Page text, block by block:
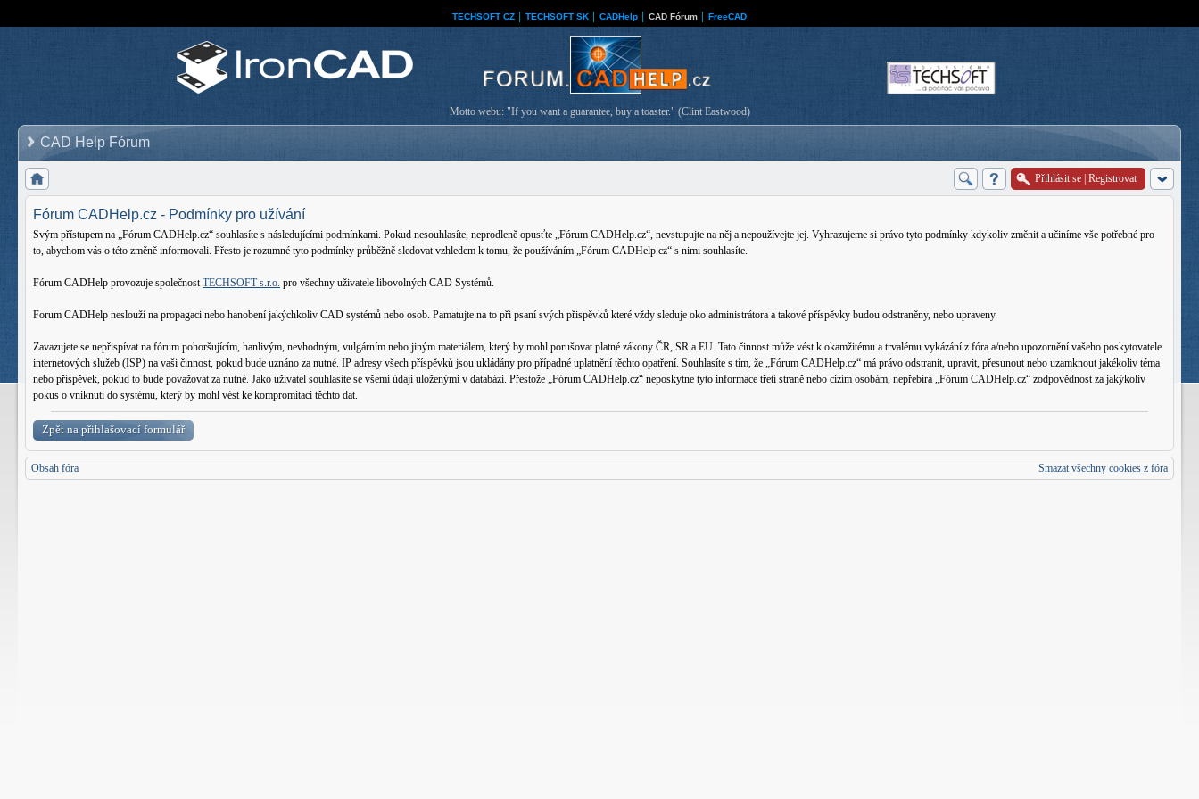
TECHSOFT CZ TECHSOFT SK CADHelp CAD Fórum FreeCAD
Motto webu: "If you want a guarantee, buy a toaster." (Clint Eastwood)
CAD Help Fórum
Přihlásit se Registrovat
Fórum CADHelp.cz - Podmínky pro užívání
Svým přístupem na „Fórum CADHelp.cz“ souhlasíte s následujícími podmínkami. Pokud nesouhlasíte, neprodleně opusťte „Fórum CADHelp.cz“, nevstupujte na něj a nepoužívejte jej. Vyhrazujeme si právo tyto podmínky kdykoliv změnit a učiníme vše potřebné pro
to, abychom vás o této změně informovali. Přesto je rozumné tyto podmínky průběžně sledovat vzhledem k tomu, že používáním „Fórum CADHelp.cz“ s nimi souhlasíte.
Fórum CADHelp provozuje společnostTECHSOFT s.r.o. pro všechny uživatele libovolných CAD Systémů.
Forum CADHelp neslouží na propagaci nebo hanobení jakýchkoliv CAD systémů nebo osob. Pamatujte na to při psaní svých přispěvků které vždy sleduje oko administrátora a takové příspěvky budou odstraněny, nebo upraveny.
Zavazujete se nepřispívat na fórum pohoršujícím, hanlivým, nevhodným, vulgárním nebo jiným materiálem, který by mohl porušovat platné zákony ČR, SR a EU. Tato činnost může vést k okamžitému a trvalému vykázání z fóra a/nebo upozornění vašeho poskytovatele
internetových služeb (ISP) na vaši činnost, pokud bude uznáno za nutné. IP adresy všech příspěvků jsou ukládány pro případné uplatnění těchto opatření. Souhlasíte s tím, že „Fórum CADHelp.cz“ má právo odstranit, upravit, přesunout nebo uzamknout jakékoliv téma
nebo příspěvek, pokud to bude považovat za nutné. Jako uživatel souhlasíte se všemi údaji uloženými v databázi. Přestože „Fórum CADHelp.cz“ neposkytne tyto informace třetí straně nebo cizím osobám, nepřebírá „Fórum CADHelp.cz“ zodpovědnost za jakýkoliv
pokus o vniknutí do systému, který by mohl vést ke kompromitaci těchto dat.
Zpět na přihlašovací formulář
Obsah fóra Smazat všechny cookies z fóra